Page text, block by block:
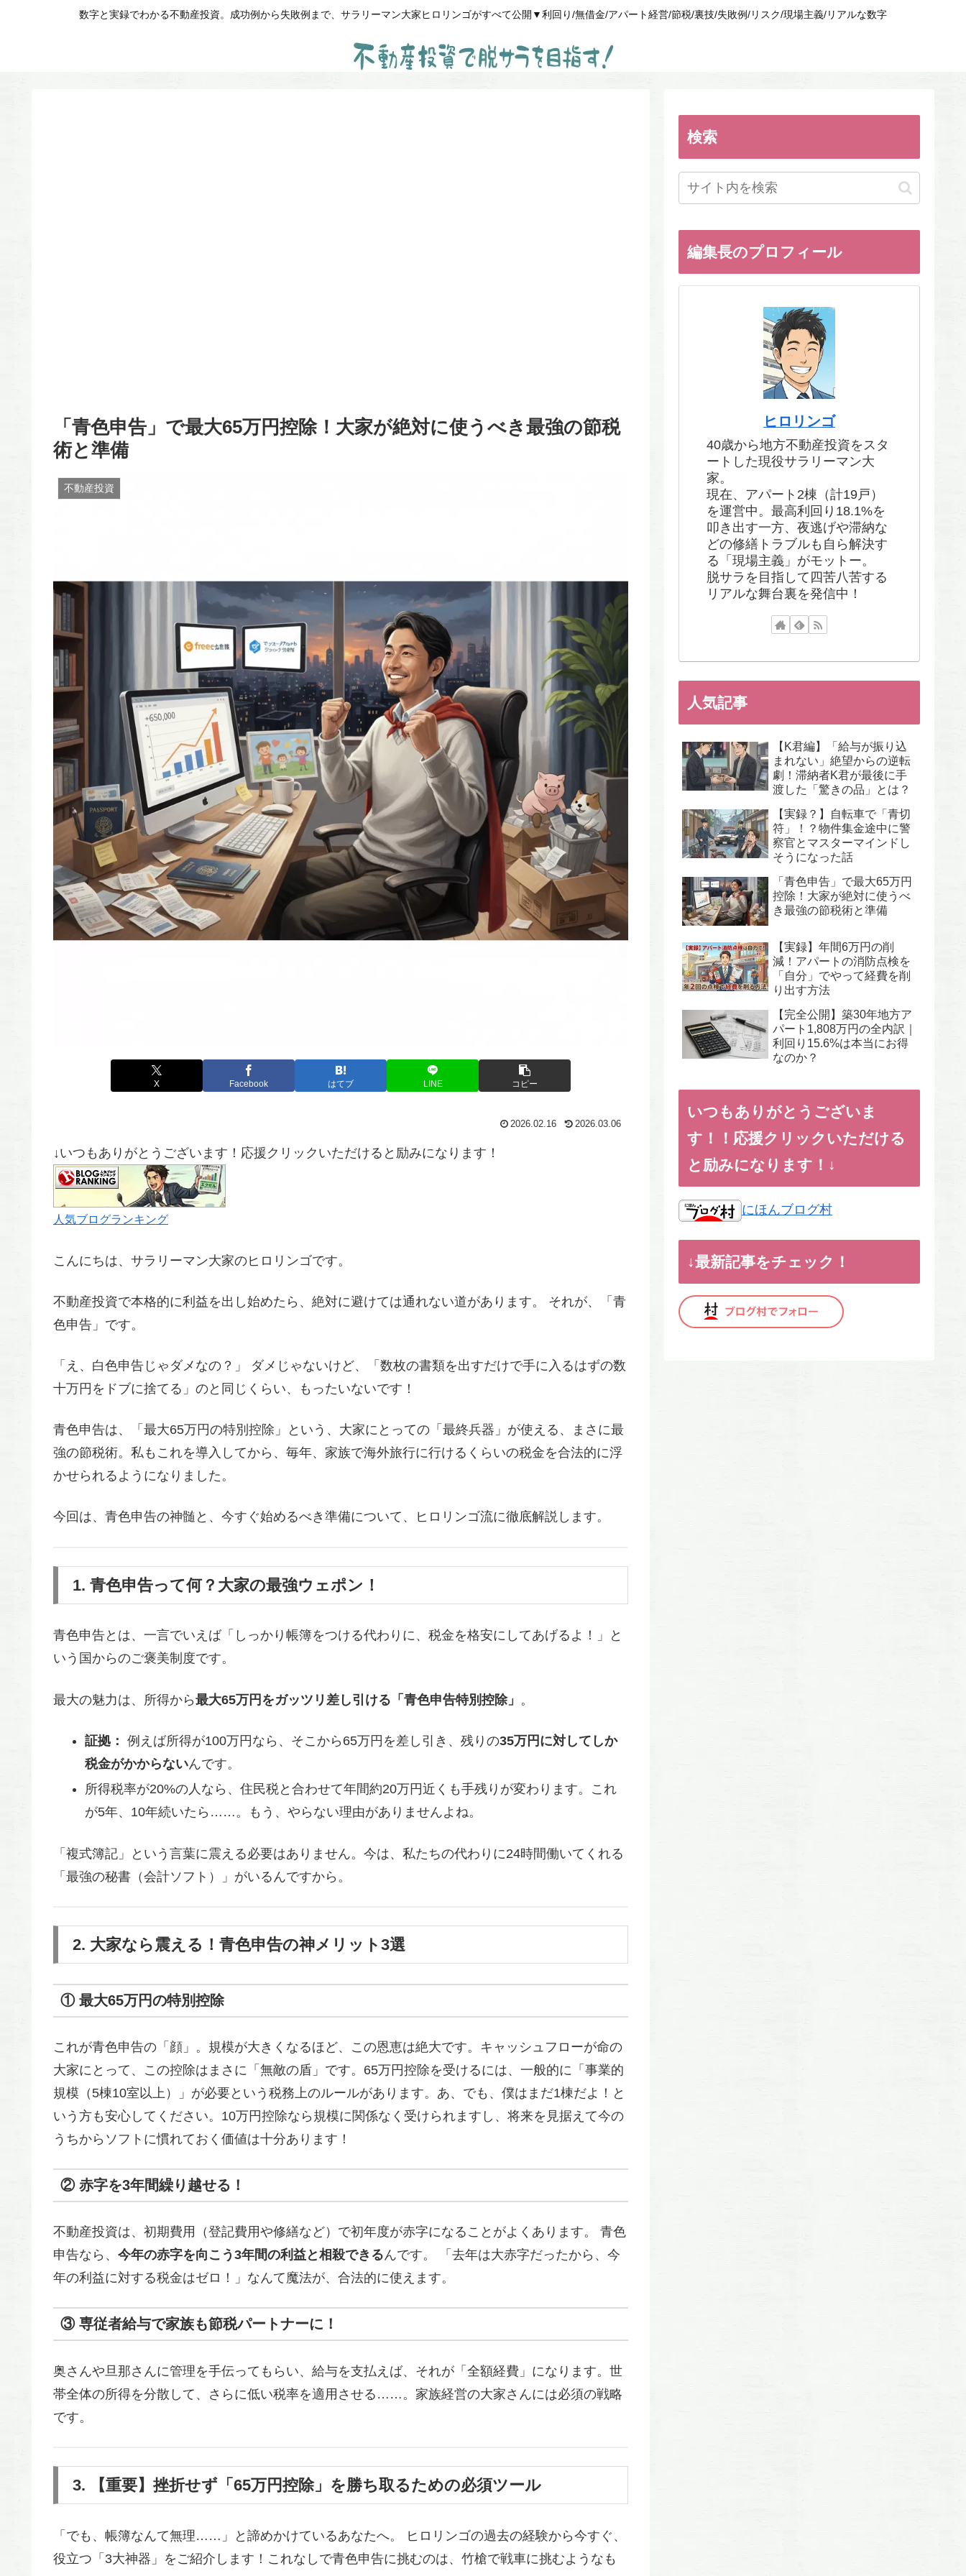
数字と実録でわかる不動産投資。成功例から失敗例まで、サラリーマン大家ヒロリンゴがすべて公開▼利回り/無借金/アパート経営/節税/裏技/失敗例/リスク/現場主義/リアルな数字
「青色申告」で最大65万円控除！大家が絶対に使うべき最強の節税
術と準備
不動産投資
X Facebook はてブ LINE コピー
2026.02.16 2026.03.06
↓いつもありがとうございます！応援クリックいただけると励みになります！
人気ブログランキング
こんにちは、サラリーマン大家のヒロリンゴです。
不動産投資で本格的に利益を出し始めたら、絶対に避けては通れない道があります。 それが、「青
色申告」です。
「え、白色申告じゃダメなの？」 ダメじゃないけど、「数枚の書類を出すだけで手に入るはずの数
十万円をドブに捨てる」のと同じくらい、もったいないです！
青色申告は、「最大65万円の特別控除」という、大家にとっての「最終兵器」が使える、まさに最
強の節税術。私もこれを導入してから、毎年、家族で海外旅行に行けるくらいの税金を合法的に浮
かせられるようになりました。
今回は、青色申告の神髄と、今すぐ始めるべき準備について、ヒロリンゴ流に徹底解説します。
1. 青色申告って何？大家の最強ウェポン！
青色申告とは、一言でいえば「しっかり帳簿をつける代わりに、税金を格安にしてあげるよ！」と
いう国からのご褒美制度です。
最大の魅力は、所得から最大65万円をガッツリ差し引ける「青色申告特別控除」 。
証拠： 例えば所得が100万円なら、そこから65万円を差し引き、残りの35万円に対してしか
税金がかからないんです。
所得税率が20%の人なら、住民税と合わせて年間約20万円近くも手残りが変わります。これ
が5年、10年続いたら……。もう、やらない理由がありませんよね。
「複式簿記」という言葉に震える必要はありません。今は、私たちの代わりに24時間働いてくれる
「最強の秘書（会計ソフト）」がいるんですから。
2. 大家なら震える！青色申告の神メリット3選
① 最大65万円の特別控除
これが青色申告の「顔」。規模が大きくなるほど、この恩恵は絶大です。キャッシュフローが命の
大家にとって、この控除はまさに「無敵の盾」です。65万円控除を受けるには、一般的に「事業的
規模（5棟10室以上）」が必要という税務上のルールがあります。あ、でも、僕はまだ1棟だよ！と
いう方も安心してください。10万円控除なら規模に関係なく受けられますし、将来を見据えて今の
うちからソフトに慣れておく価値は十分あります！
② 赤字を3年間繰り越せる！
不動産投資は、初期費用（登記費用や修繕など）で初年度が赤字になることがよくあります。 青色
申告なら、 今年の赤字を向こう3年間の利益と相殺できるんです。 「去年は大赤字だったから、今
年の利益に対する税金はゼロ！」なんて魔法が、合法的に使えます。
③ 専従者給与で家族も節税パートナーに！
奥さんや旦那さんに管理を手伝ってもらい、給与を支払えば、それが「全額経費」になります。世
帯全体の所得を分散して、さらに低い税率を適用させる……。家族経営の大家さんには必須の戦略
です。
3. 【重要】挫折せず「65万円控除」を勝ち取るための必須ツール
「でも、帳簿なんて無理……」と諦めかけているあなたへ。 ヒロリンゴの過去の経験から今すぐ、
役立つ「3大神器」をご紹介します！これなしで青色申告に挑むのは、竹槍で戦車に挑むようなも
検索
編集長のプロフィール
ヒロリンゴ
40歳から地方不動産投資をスタ
ートした現役サラリーマン大
家。
現在、アパート2棟（計19戸）
を運営中。最高利回り18.1%を
叩き出す一方、夜逃げや滞納な
どの修繕トラブルも自ら解決す
る「現場主義」がモットー。
脱サラを目指して四苦八苦する
リアルな舞台裏を発信中！
人気記事
【K君編】「給与が振り込
まれない」絶望からの逆転
劇！滞納者K君が最後に手
渡した「驚きの品」とは？
【実録？】自転車で「青切
符」！？物件集金途中に警
察官とマスターマインドし
そうになった話
「青色申告」で最大65万円
控除！大家が絶対に使うべ
き最強の節税術と準備
【実録】年間6万円の削
減！アパートの消防点検を
「自分」でやって経費を削
り出す方法
【完全公開】築30年地方ア
パート1,808万円の全内訳｜
利回り15.6%は本当にお得
なのか？
いつもありがとうございま
す！！応援クリックいただける
と励みになります！↓
にほんブログ村
↓最新記事をチェック！